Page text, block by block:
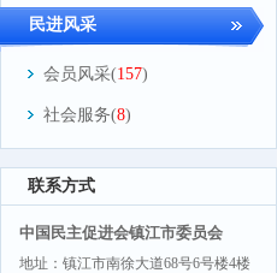
民进风采
会员风采(157)
社会服务(8)
联系方式
中国民主促进会镇江市委员会
地址：镇江市南徐大道68号6号楼4楼